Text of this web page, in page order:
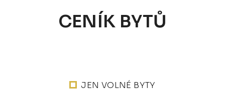
CENÍK BYTŮ
JEN VOLNÉ BYTY